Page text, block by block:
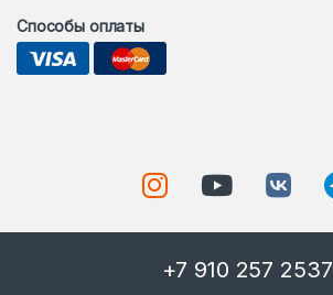
Способы оплаты
+7 910 257 2537